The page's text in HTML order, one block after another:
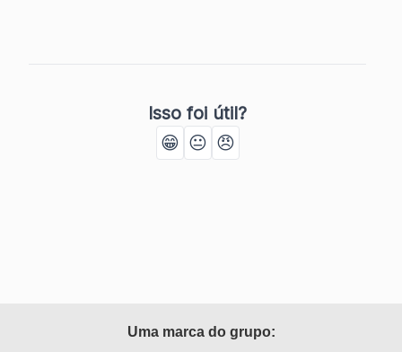
Isso foi útil?
😁 😐 😠
Uma marca do grupo: